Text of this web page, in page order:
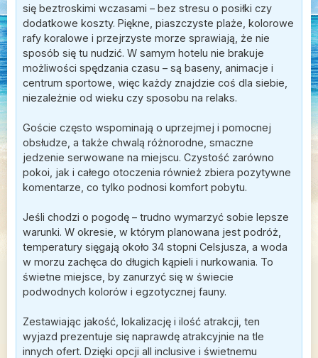
się beztroskimi wczasami – bez stresu o posiłki czy
dodatkowe koszty. Piękne, piaszczyste plaże, kolorowe
rafy koralowe i przejrzyste morze sprawiają, że nie
sposób się tu nudzić. W samym hotelu nie brakuje
możliwości spędzania czasu – są baseny, animacje i
centrum sportowe, więc każdy znajdzie coś dla siebie,
niezależnie od wieku czy sposobu na relaks.
Goście często wspominają o uprzejmej i pomocnej
obsłudze, a także chwalą różnorodne, smaczne
jedzenie serwowane na miejscu. Czystość zarówno
pokoi, jak i całego otoczenia również zbiera pozytywne
komentarze, co tylko podnosi komfort pobytu.
Jeśli chodzi o pogodę – trudno wymarzyć sobie lepsze
warunki. W okresie, w którym planowana jest podróż,
temperatury sięgają około 34 stopni Celsjusza, a woda
w morzu zachęca do długich kąpieli i nurkowania. To
świetne miejsce, by zanurzyć się w świecie
podwodnych kolorów i egzotycznej fauny.
Zestawiając jakość, lokalizację i ilość atrakcji, ten
wyjazd prezentuje się naprawdę atrakcyjnie na tle
innych ofert. Dzięki opcji all inclusive i świetnemu